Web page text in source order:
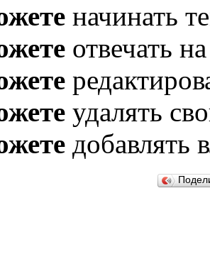
начинать
отвечать
удалять
добавлять